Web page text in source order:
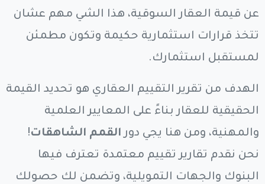
عن قيمة العقار السوقية، هذا الشي مهم عشان
تتخذ قرارات استثمارية حكيمة وتكون مطمئن
لمستقبل استثمارك.
الهدف من تقرير التقييم العقاري هو تحديد القيمة
الحقيقية للعقار بناءً على المعايير العلمية
والمهنية، ومن هنا يجي دور القمم الشاهقات!
نحن نقدم تقارير تقييم معتمدة تعترف فيها
البنوك والجهات التمويلية، وتضمن لك حصولك